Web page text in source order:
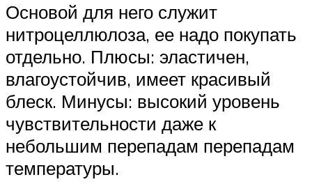
Основой для него служит
нитроцеллюлоза, ее надо покупать
отдельно. Плюсы: эластичен,
влагоустойчив, имеет красивый
блеск. Минусы: высокий уровень
чувствительности даже к
небольшим перепадам перепадам
температуры.